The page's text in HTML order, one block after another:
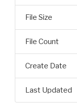
File Size
File Count
Create Date
Last Updated